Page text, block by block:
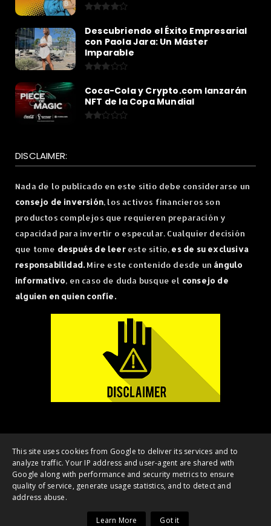
Descubriendo el Éxito Empresarial
con Paola Jara: Un Máster
Imparable
Coca-Cola y Crypto.com lanzarán
NFT de la Copa Mundial
DISCLAIMER:
Nada de lo publicado en este sitio debe considerarse un
consejo de inversión, los activos financieros son
productos complejos que requieren preparación y
capacidad para invertir o especular. Cualquier decisión
que tome después de leereste sitio, es de su exclusiva
responsabilidad. Mire este contenido desde un ángulo
informativo, en caso de duda busque el consejo de
alguien en quien confíe.
Copyright © 2026 | OnlyCrypto - Noticias Bitcoin, Ethereum y NFT's |
All Rights Reserved
Home
DMCA Contacto
This site uses cookies from Google to deliver its services and to
analyze traffic. Your IP address and user-agent are shared with
Google along with performance and security metrics to ensure
quality of service, generate usage statistics, and to detect and
address abuse.
Learn More Got it